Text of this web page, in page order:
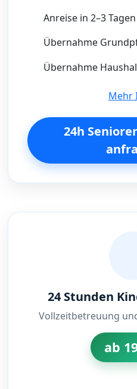
Anreise in 2–3 Tagen
Übernahme
Übernahme
Mehr
24h
24 Stunden
Vollzeitbetreuung
ab